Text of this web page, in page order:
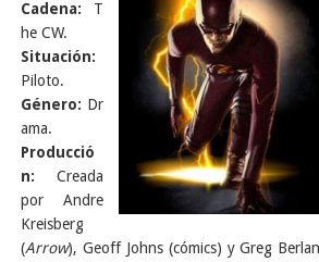
Cadena: T
he CW.
Situación:
Piloto.
Género: Dr
ama.
Producció
n: Creada
por Andre
Kreisberg
(Arrow), Geoff Johns (cómics) y Greg